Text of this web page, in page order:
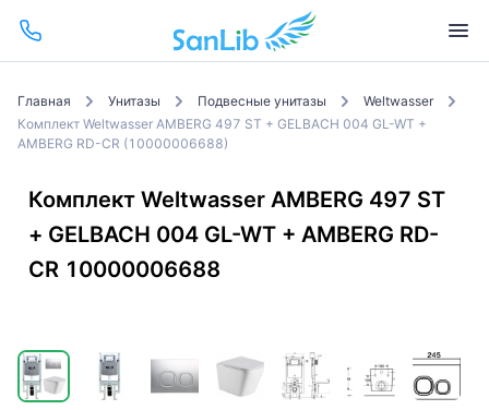
Главная Унитазы Подвесные унитазы
Weltwasser
Комплект Weltwasser AMBERG 497 ST + GELBACH 004 GL-WT +
AMBERG RD-CR (10000006688)
Комплект Weltwasser AMBERG 497 ST
+ GELBACH 004 GL-WT + AMBERG RD-
CR 10000006688